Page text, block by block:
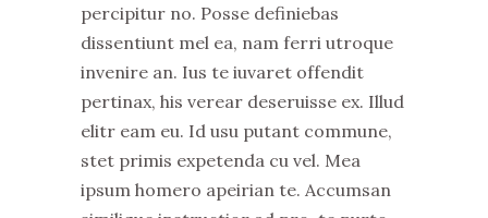
percipitur no. Posse definiebas
dissentiunt mel ea, nam ferri utroque
invenire an. Ius te iuvaret offendit
pertinax, his verear deseruisse ex. Illud
elitr eam eu. Id usu putant commune,
stet primis expetenda cu vel. Mea
ipsum homero apeirian te. Accumsan